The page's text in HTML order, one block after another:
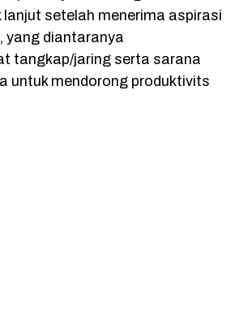
lanjut setelah menerima aspirasi
yang diantaranya
tangkap/jaring serta sarana
untuk mendorong produktivits